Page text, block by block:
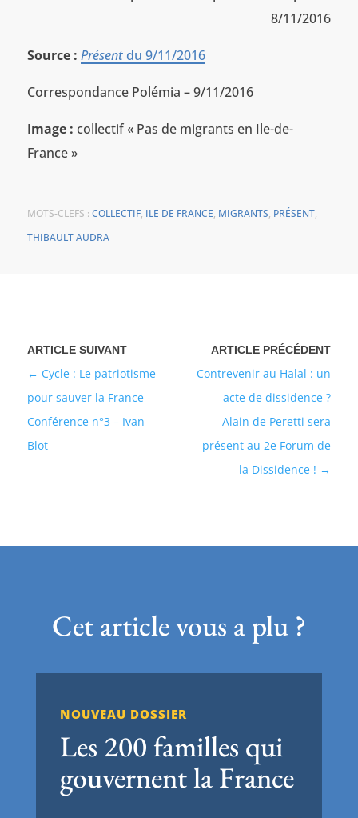
8/11/2016
Source : Présentdu 9/11/2016
Correspondance Polémia – 9/11/2016
Image : collectif « Pas de migrants en Ile-de-
France »
MOTS-CLEFS : COLLECTIF, ILE DE FRANCE, MIGRANTS, PRÉSENT,
THIBAULT AUDRA
Contrevenir au Halal : un
acte de dissidence ?
Alain de Peretti sera
présent au 2e Forum de
la Dissidence !
Cycle : Le patriotisme
pour sauver la France -
Conférence n°3 – Ivan
Blot
Cet article vous a plu ?
NOUVEAU DOSSIER
Les 200 familles qui
gouvernent la France